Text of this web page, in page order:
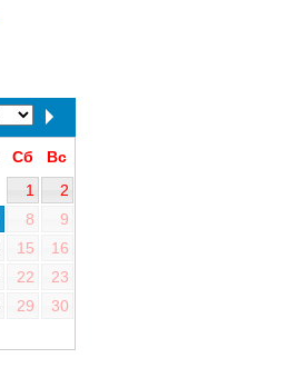
Сб
Вс
1
2
8
9
15
16
22
23
29
30